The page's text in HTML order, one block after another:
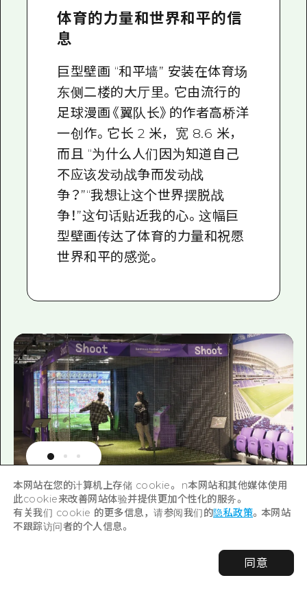
体育的力量和世界和平的信
息
巨型壁画 “和平墙” 安装在体育场
东侧二楼的大厅里。它由流行的
足球漫画《翼队长》的作者高桥洋
一创作。它长 2 米，宽 8.6 米，
而且 “为什么人们因为知道自己
不应该发动战争而发动战
争？”“我想让这个世界摆脱战
争！”这句话贴近我的心。这幅巨
型壁画传达了体育的力量和祝愿
世界和平的感觉。
去广岛足球博物馆吧！
“广岛足球博物馆” 的诞生是所有
人（不仅仅是足球迷）全年都可以
本网站在您的计算机上存储 cookie。 n本网站和其他媒体使用
此cookie来改善网站体验并提供更加个性化的服务。
有关我们 cookie 的更多信息，请参阅我们的隐私政策。本网站
不跟踪访问者的个人信息。
同意